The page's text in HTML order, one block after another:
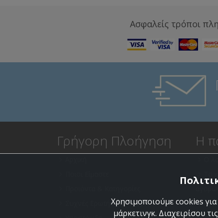
Ασφαλείς τρόποι
Γρήγορη Πλοήγηση
Συχνές Ερωτήσεις (FAQ)
Η
Το
Χρησιμοποιούμε cookies
μάρκετινγκ. Διαχειρίσου